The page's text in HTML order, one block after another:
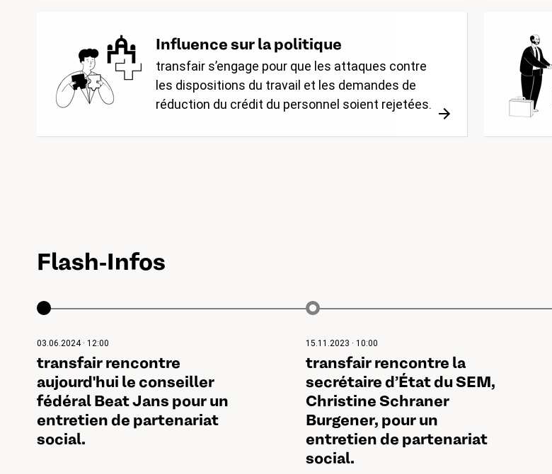
Influence sur la politique
transfair s’engage pour que les attaques contre
les dispositions du travail et les demandes de
réduction du crédit du personnel soient rejetées.
Flash-Infos
03.06.2024 · 12:00
transfair rencontre
aujourd'hui le conseiller
fédéral Beat Jans pour un
entretien de partenariat
social.
15.11.2023 · 10:00
transfair rencontre la
secrétaire d’État du SEM,
Christine Schraner
Burgener, pour un
entretien de partenariat
social.